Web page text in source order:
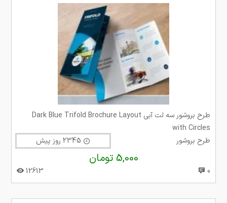
طرح بروشور سه لت آبی Dark Blue Trifold Brochure Layout
with Circles
طرح بروشور
5,000 تومان
0
12613